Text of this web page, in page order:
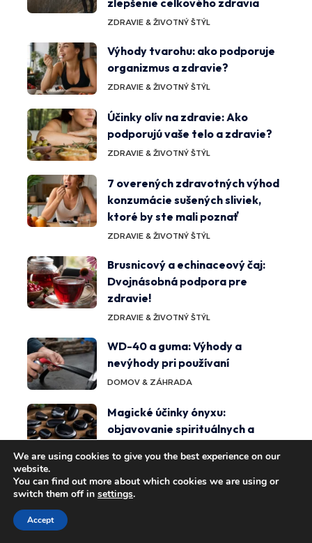
ZDRAVIE & ŽIVOTNÝ ŠTÝL
Výhody tvarohu: ako podporuje
organizmus a zdravie?
ZDRAVIE & ŽIVOTNÝ ŠTÝL
Účinky olív na zdravie: Ako
podporujú vaše telo a zdravie?
ZDRAVIE & ŽIVOTNÝ ŠTÝL
7 overených zdravotných výhod
konzumácie sušených sliviek,
ktoré by ste mali poznať
ZDRAVIE & ŽIVOTNÝ ŠTÝL
Brusnicový a echinaceový čaj:
Dvojnásobná podpora pre
zdravie!
ZDRAVIE & ŽIVOTNÝ ŠTÝL
WD-40 a guma: Výhody a
nevýhody pri používaní
DOMOV & ZÁHRADA
Magické účinky ónyxu:
objavovanie spirituálnych a
ZDRAVIE & ŽIVOTNÝ ŠTÝL
Tiež by sa vám mohlo páčiť
We are using cookies to give you the best experience on our
website.
You can find out more about which cookies we are using or
switch them off in settings.
Accept